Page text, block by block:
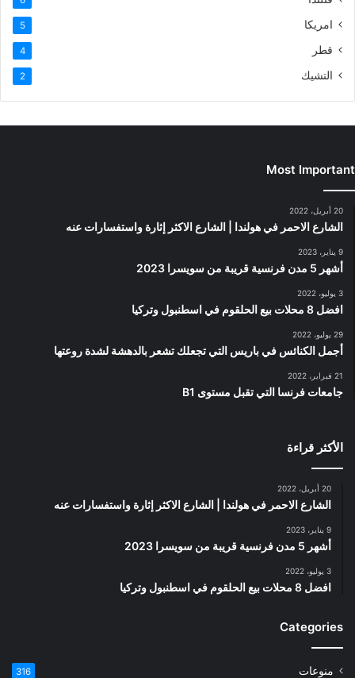
امريكا 5
قطر 4
التشيك 2
Most Important
20 أبريل، 2022
الشارع الاحمر في هولندا | الشارع الاكثر إثارة واستفسارات عنه
9 يناير، 2023
أشهر 5 مدن فرنسية قريبة من سويسرا 2023
3 يوليو، 2022
افضل 8 محلات بيع الحلقوم في اسطنبول وتركيا
29 يوليو، 2022
أجمل الكنائس في باريس التي تجعلك تشعر بالدهشة لشدة روعتها
21 فبراير، 2022
جامعات فرنسا التي تقبل مستوى B1
الأكثر قراءة
20 أبريل، 2022
الشارع الاحمر في هولندا | الشارع الاكثر إثارة واستفسارات عنه
9 يناير، 2023
أشهر 5 مدن فرنسية قريبة من سويسرا 2023
3 يوليو، 2022
افضل 8 محلات بيع الحلقوم في اسطنبول وتركيا
Categories
منوعات 316